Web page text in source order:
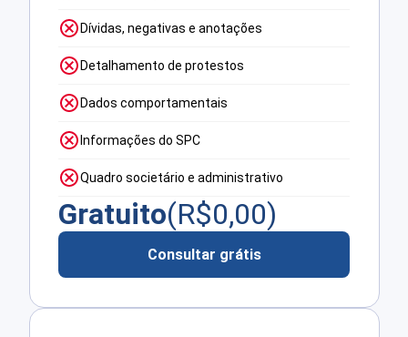
Dívidas, negativas e anotações
Detalhamento de protestos
Dados comportamentais
Informações do SPC
Quadro societário e administrativo
Gratuito(R$0,00)
Consultar grátis